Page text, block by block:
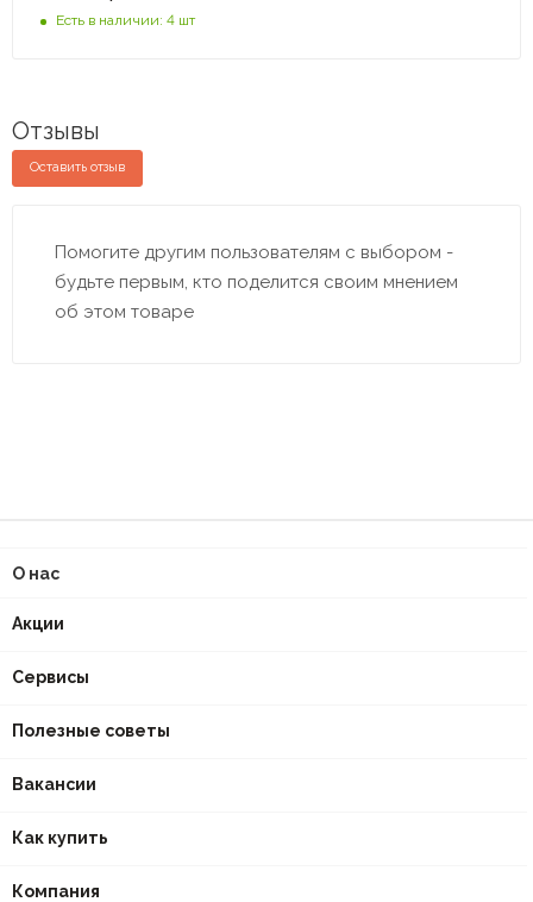
Есть в наличии: 4 шт
Отзывы
Оставить отзыв
Помогите другим пользователям с выбором -
будьте первым, кто поделится своим мнением
об этом товаре
О нас
Акции
Сервисы
Полезные советы
Вакансии
Как купить
Компания